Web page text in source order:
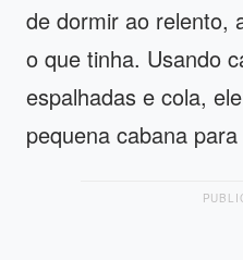
de dormir ao relento,
o que tinha. Usando
espalhadas e cola,
pequena cabana